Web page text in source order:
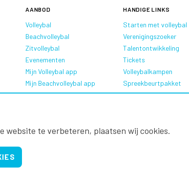
AANBOD
Volleybal
Beachvolleybal
Zitvolleybal
Evenementen
Mijn Volleybal app
Mijn Beachvolleybal app
HANDIGE LINKS
Starten met volleybal
Verenigingszoeker
Talentontwikkeling
Tickets
Volleybalkampen
Spreekbeurtpakket
Oranje Ambassadeurs
website te verbeteren, plaatsen wij cookies.